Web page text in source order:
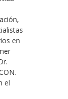
en
el